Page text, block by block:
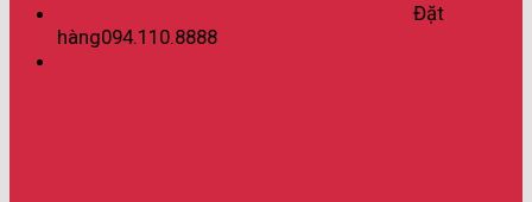
Đặt
hàng094.110.8888